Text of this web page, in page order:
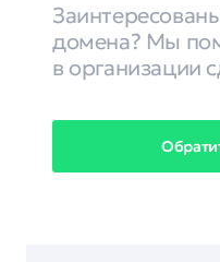
домена? Мы
в организации